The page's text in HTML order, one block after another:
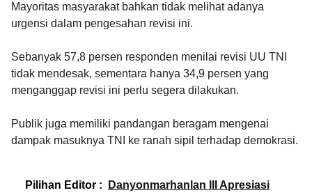
Mayoritas masyarakat bahkan tidak melihat adanya
urgensi dalam pengesahan revisi ini.
Sebanyak 57,8 persen responden menilai revisi UU TNI
tidak mendesak, sementara hanya 34,9 persen yang
menganggap revisi ini perlu segera dilakukan.
Publik juga memiliki pandangan beragam mengenai
dampak masuknya TNI ke ranah sipil terhadap demokrasi.
Pilihan Editor :
Danyonmarhanlan III Apresiasi